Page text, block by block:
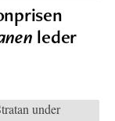
leder